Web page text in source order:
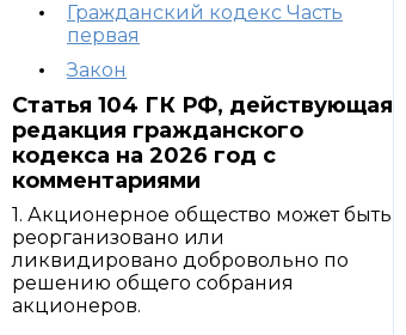
Гражданский кодекс Часть
первая
Закон
Статья 104 ГК РФ, действующая
редакция гражданского
кодекса на 2026 год с
комментариями
1. Акционерное общество может быть
реорганизовано или
ликвидировано добровольно по
решению общего собрания
акционеров.